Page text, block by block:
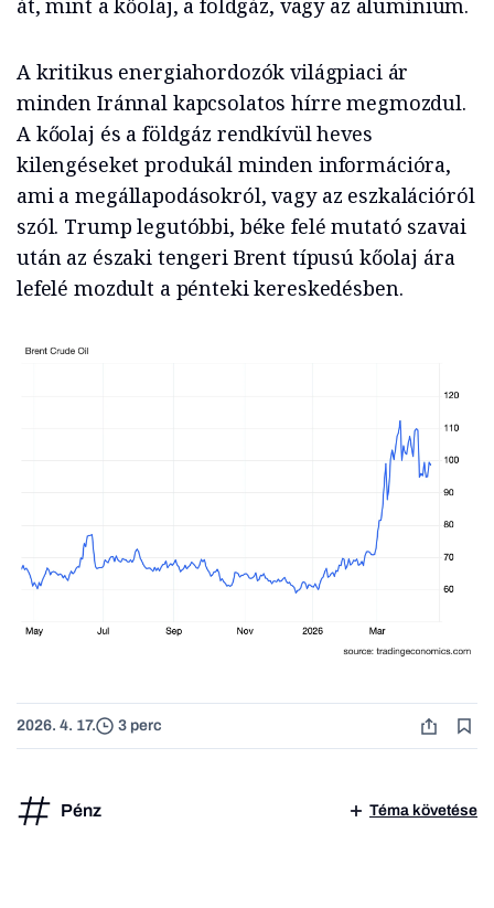
át, mint a kőolaj, a földgáz, vagy az alumínium.
A kritikus energiahordozók világpiaci ár
minden Iránnal kapcsolatos hírre megmozdul.
A kőolaj és a földgáz rendkívül heves
kilengéseket produkál minden információra,
ami a megállapodásokról, vagy az eszkalációról
szól. Trump legutóbbi, béke felé mutató szavai
után az északi tengeri Brent típusú kőolaj ára
lefelé mozdult a pénteki kereskedésben.
2026. 4. 17. 3 perc
Pénz Téma követése